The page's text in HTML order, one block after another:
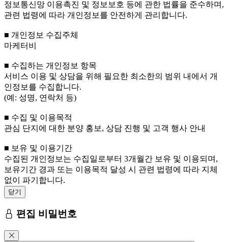
정보통신망 이용촉진 및 정보보호 등에 관한 법률을 준수하며,
관련 법령에 따라 개인정보를 안전하게 관리합니다.
■ 개인정보 수집주체
마케터비
■ 수집하는 개인정보 항목
서비스 이용 및 상담을 위해 필요한 최소한의 범위 내에서 개
인정보를 수집합니다.
(예: 성명, 연락처 등)
■ 수집 및 이용목적
관심 단지에 대한 분양 홍보, 상담 진행 및 고객 행사 안내
■ 보유 및 이용기간
수집된 개인정보는 수집일로부터 3개월간 보유 및 이용되며,
보유기간 경과 또는 이용목적 달성 시 관련 법령에 따라 지체
없이 파기합니다.
닫기
편집 비밀번호